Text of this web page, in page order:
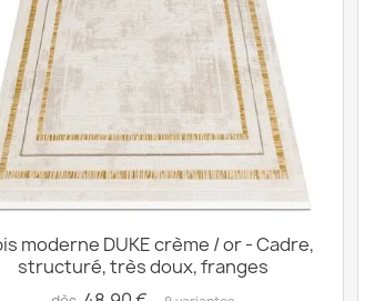
moderne DUKE crème / or - Cadre,
structuré, très doux, franges